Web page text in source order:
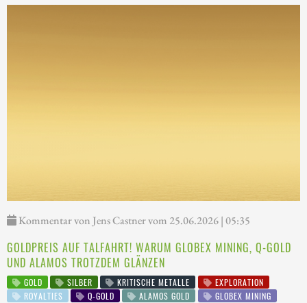
Kommentar von Jens Castner vom 25.06.2026 | 05:35
GOLDPREIS AUF TALFAHRT! WARUM GLOBEX MINING, Q-GOLD
UND ALAMOS TROTZDEM GLÄNZEN
GOLD SILBER KRITISCHE METALLE
EXPLORATION
ROYALTIES
Q-GOLD ALAMOS GOLD GLOBEX MINING